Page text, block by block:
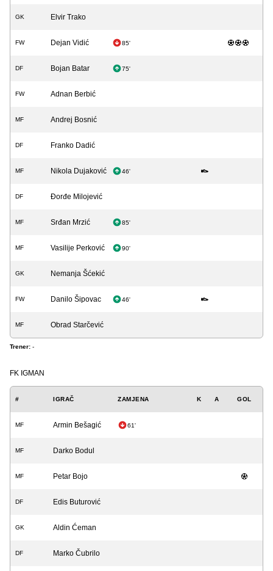
GK Elvir Trako
FW Dejan Vidić 85'
DF Bojan Batar 75'
FW Adnan Berbić
MF Andrej Bosnić
DF Franko Dadić
MF Nikola Dujaković 46'
DF Đorđe Milojević
MF Srđan Mrzić 85'
MF Vasilije Perković 90'
GK Nemanja Šćekić
FW Danilo Šipovac 46'
MF Obrad Starčević
Trener: -
FK IGMAN
# IGRAČ ZAMJENA K A GOL
MF Armin Bešagić 61'
MF Darko Bodul
MF Petar Bojo
DF Edis Buturović
GK Aldin Ćeman
DF Marko Čubrilo